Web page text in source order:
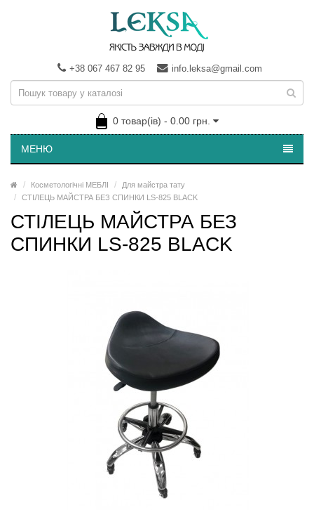
+38 067 467 82 95 info.leksa@gmail.com
0 товар(ів) - 0.00 грн.
МЕНЮ
Косметологічні МЕБЛІ
Для майстра тату
СТІЛЕЦЬ МАЙСТРА БЕЗ СПИНКИ LS-825 BLACK
СТІЛЕЦЬ МАЙСТРА БЕЗ
СПИНКИ LS-825 BLACK